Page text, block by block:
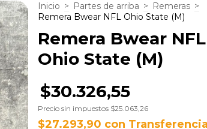
Inicio > Partes de arriba > Remeras >
Remera Bwear NFL Ohio State (M)
Remera Bwear NFL
Ohio State (M)
$30.326,55
Precio sin impuestos $25.063,26
$27.293,90 con